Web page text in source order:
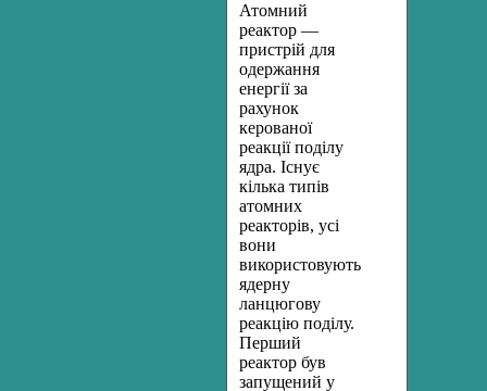
Атомний
реактор —
пристрій для
одержання
енергії за
рахунок
керованої
реакції поділу
ядра. Існує
кілька типів
атомних
реакторів, усі
вони
використовують
ядерну
ланцюгову
реакцію поділу.
Перший
реактор був
запущений у